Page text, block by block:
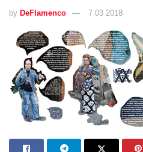
by DeFlamenco 7 03 2018